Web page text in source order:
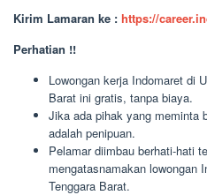
Kirim Lamaran ke : https://
Perhatian !!
Lowongan kerja Indomaret di
Barat ini gratis, tanpa biaya.
Jika ada pihak yang meminta
adalah penipuan.
Pelamar diimbau berhati-hati
mengatasnamakan lowongan
Tenggara Barat.